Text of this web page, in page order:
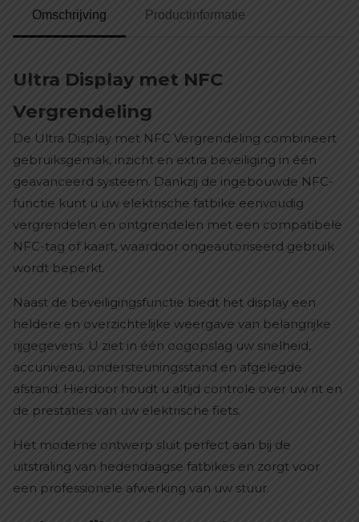
Omschrijving Productinformatie
Ultra Display met NFC
Vergrendeling
De Ultra Display met NFC Vergrendeling combineert
gebruiksgemak, inzicht en extra beveiliging in één
geavanceerd systeem. Dankzij de ingebouwde NFC-
functie kunt u uw elektrische fatbike eenvoudig
vergrendelen en ontgrendelen met een compatibele
NFC-tag of kaart, waardoor ongeautoriseerd gebruik
wordt beperkt.
Naast de beveiligingsfunctie biedt het display een
heldere en overzichtelijke weergave van belangrijke
rijgegevens. U ziet in één oogopslag uw snelheid,
accuniveau, ondersteuningsstand en afgelegde
afstand. Hierdoor houdt u altijd controle over uw rit en
de prestaties van uw elektrische fiets.
Het moderne ontwerp sluit perfect aan bij de
uitstraling van hedendaagse fatbikes en zorgt voor
een professionele afwerking van uw stuur.